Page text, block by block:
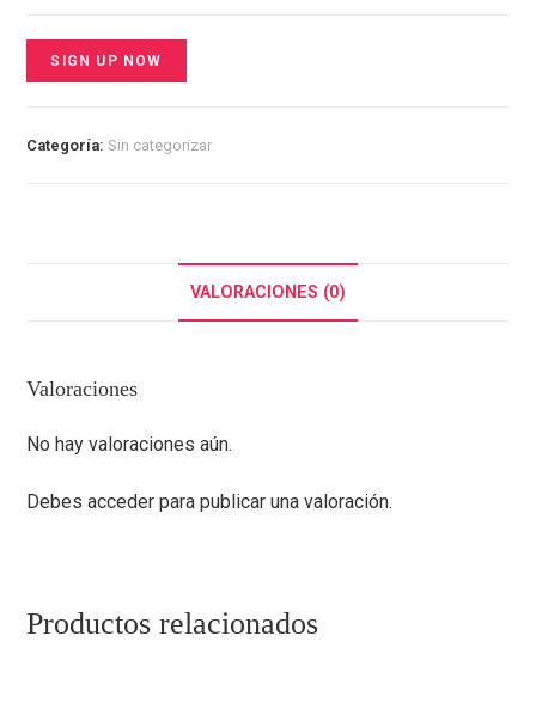
SIGN UP NOW
Categoría:Sin categorizar
VALORACIONES (0)
Valoraciones
No hay valoraciones aún.
Debesacceder para publicar una valoración.
Productos relacionados